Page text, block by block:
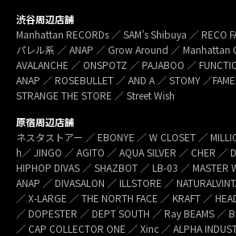
渋谷周辺店舗
Manhattan RECORDs ／ SAM’s Shibuya ／ RECO
パレル系 ／ ANAP ／ Grow Around ／ Manhattan
AVALANCHE ／ ONSPOTZ ／ PAJABOO ／
ANAP ／ ROSEBULLET ／ AND A ／ STOMY ／
STRANGE THE STORE ／ Street Wish
原宿周辺店舗
ネスタストアー ／ EBONYE ／ W CLOSET ／
h／ JINGO ／ AGITO ／ AQUA SILVER ／ CHER
HIPHOP DIVAS ／ SHAZBOT ／ LB-03 ／ MASTER
ANAP ／ DIVASALON ／ ILLSTORE ／
／ X-LARGE ／ THE NORTH FACE ／ KRAFT ／
／ DOPESTER ／ DEPT SOUTH ／ Ray BEAMS ／
／ CAP COLLECTOR ONE ／ Xinc ／ ALPHA